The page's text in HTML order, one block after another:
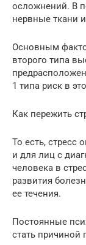
осложнений. В
нервные ткани
Основным
второго типа
1 типа риск в
Как пережить
То есть, стресс
и для лиц с
человека в
развития
ее течения.
Постоянные
стать причиной